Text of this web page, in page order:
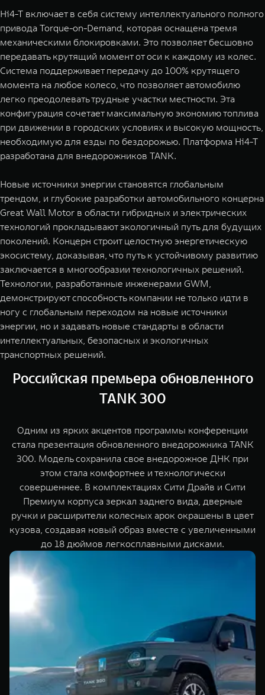
Hi4-T включает в себя систему интеллектуального полного
привода Torque-on-Demand, которая оснащена тремя
механическими блокировками. Это позволяет бесшовно
передавать крутящий момент от оси к каждому из колес.
Система поддерживает передачу до 100% крутящего
момента на любое колесо, что позволяет автомобилю
легко преодолевать трудные участки местности. Эта
конфигурация сочетает максимальную экономию топлива
при движении в городских условиях и высокую мощность,
необходимую для езды по бездорожью. Платформа Hi4-T
разработана для внедорожников TANK.
Новые источники энергии становятся глобальным
трендом, и глубокие разработки автомобильного концерна
Great Wall Motor в области гибридных и электрических
технологий прокладывают экологичный путь для будущих
поколений. Концерн строит целостную энергетическую
экосистему, доказывая, что путь к устойчивому развитию
заключается в многообразии технологичных решений.
Технологии, разработанные инженерами GWM,
демонстрируют способность компании не только идти в
ногу с глобальным переходом на новые источники
энергии, но и задавать новые стандарты в области
интеллектуальных, безопасных и экологичных
транспортных решений.
Российская премьера обновленного
TANK 300
Одним из ярких акцентов программы конференции
стала презентация обновленного внедорожника TANK
300. Модель сохранила свое внедорожное ДНК при
этом стала комфортнее и технологически
совершеннее. В комплектациях Сити Драйв и Сити
Премиум корпуса зеркал заднего вида, дверные
ручки и расширители колесных арок окрашены в цвет
кузова, создавая новый образ вместе с увеличенными
до 18 дюймов легкосплавными дисками.